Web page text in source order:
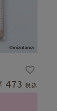
473 税込